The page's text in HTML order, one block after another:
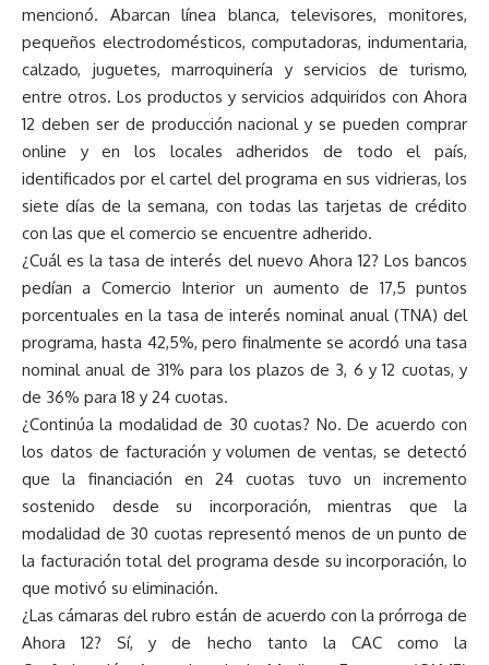
mencionó. Abarcan línea blanca, televisores, monitores,
pequeños electrodomésticos, computadoras, indumentaria,
calzado, juguetes, marroquinería y servicios de turismo,
entre otros. Los productos y servicios adquiridos con Ahora
12 deben ser de producción nacional y se pueden comprar
online y en los locales adheridos de todo el país,
identificados por el cartel del programa en sus vidrieras, los
siete días de la semana, con todas las tarjetas de crédito
con las que el comercio se encuentre adherido.
¿Cuál es la tasa de interés del nuevo Ahora 12? Los bancos
pedían a Comercio Interior un aumento de 17,5 puntos
porcentuales en la tasa de interés nominal anual (TNA) del
programa, hasta 42,5%, pero finalmente se acordó una tasa
nominal anual de 31% para los plazos de 3, 6 y 12 cuotas, y
de 36% para 18 y 24 cuotas.
¿Continúa la modalidad de 30 cuotas? No. De acuerdo con
los datos de facturación y volumen de ventas, se detectó
que la financiación en 24 cuotas tuvo un incremento
sostenido desde su incorporación, mientras que la
modalidad de 30 cuotas representó menos de un punto de
la facturación total del programa desde su incorporación, lo
que motivó su eliminación.
¿Las cámaras del rubro están de acuerdo con la prórroga de
Ahora 12? Sí, y de hecho tanto la CAC como la